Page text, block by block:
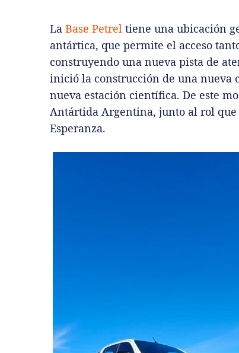
La Base Petrel tiene una ubicación
antártica, que permite el acceso
construyendo una nueva pista de
inició la construcción de una nueva
nueva estación científica. De este
Antártida Argentina, junto al rol
Esperanza.